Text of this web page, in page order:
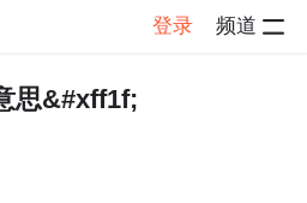
登录 频道
帖子详情
思&#xff1f;